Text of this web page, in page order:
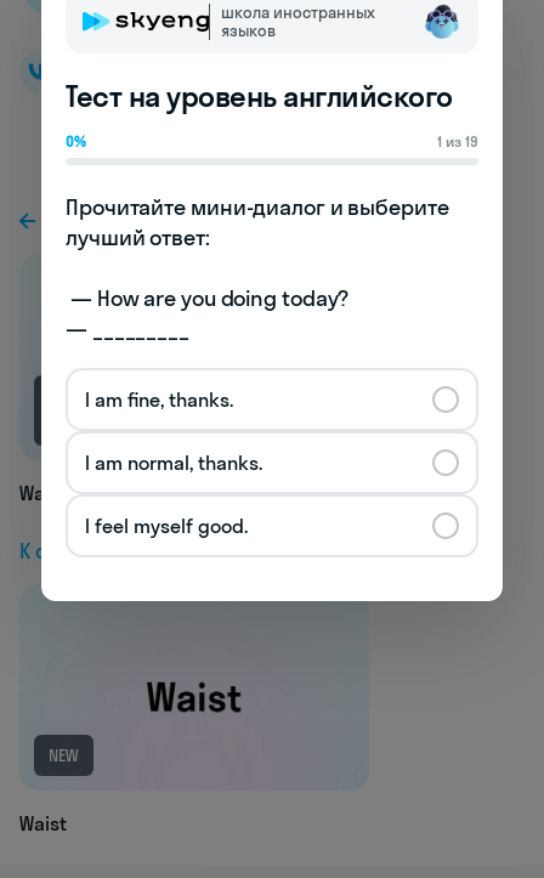
К предыдущей статье
1.1K
Wash
К следующей статье
NEW
Waist
школа иностранных
языков
Тест на уровень английского
0% 1 из 19
Прочитайте мини-диалог и выберите
лучший ответ:
— _________
I am fine, thanks.
I am normal, thanks.
I feel myself good.